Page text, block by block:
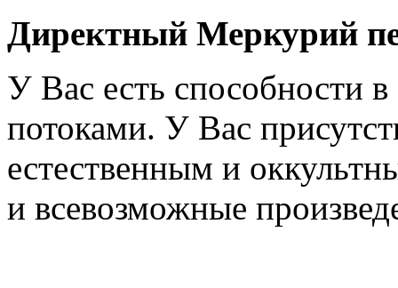
Директный Меркурий
У Вас есть способности
потоками. У Вас
естественным и
и всевозможные